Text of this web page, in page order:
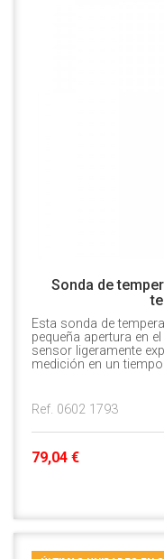
Sonda de
Esta sonda de
pequeña apertura en
sensor ligeramente
medición en un
Ref. 0602 1793
79,04 €